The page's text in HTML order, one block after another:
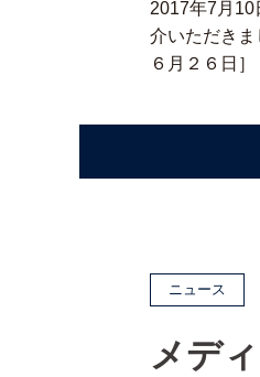
2017年7月10
介いただき
６月２６日
ニュース
メデ